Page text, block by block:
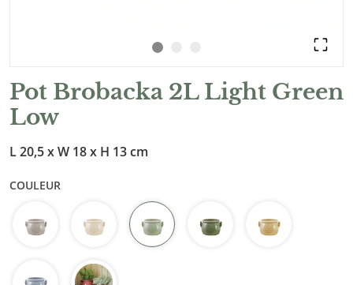
Pot Brobacka 2L Light Green
Low
L 20,5 x W 18 x H 13 cm
COULEUR